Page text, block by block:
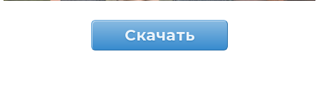
Скачать